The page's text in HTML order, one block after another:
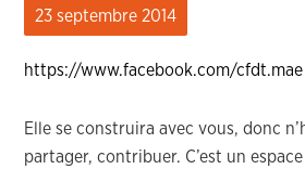
23 septembre 2014
https://www.facebook.com/cfdt.mae
Elle se construira avec vous, donc
partager, contribuer. C’est un